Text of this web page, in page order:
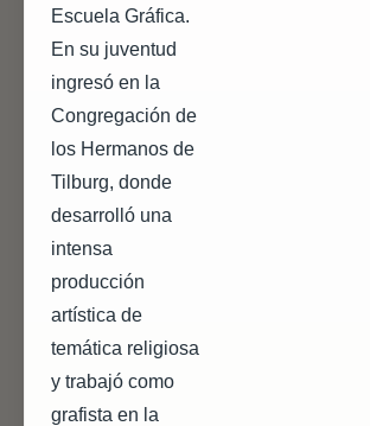
Escuela Gráfica.
En su juventud
ingresó en la
Congregación de
los Hermanos de
Tilburg, donde
desarrolló una
intensa
producción
artística de
temática religiosa
y trabajó como
grafista en la